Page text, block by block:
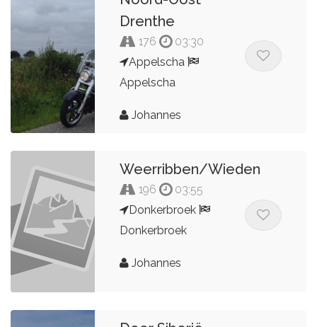
Drenthe
176
03:30
Appelscha
Appelscha
Johannes
Weerribben/Wieden
196
03:55
Donkerbroek
Donkerbroek
Johannes